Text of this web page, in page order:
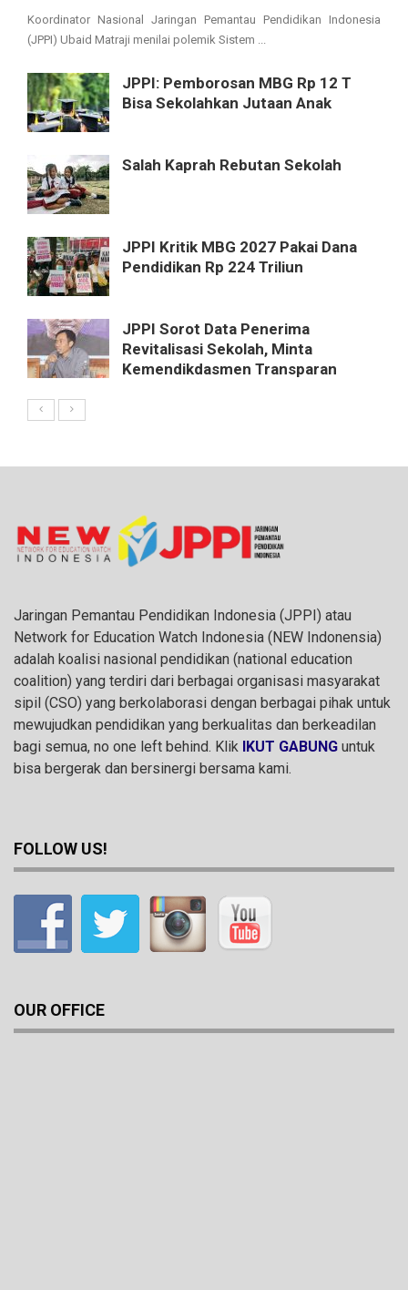
Koordinator Nasional Jaringan Pemantau Pendidikan Indonesia
(JPPI) Ubaid Matraji menilai polemik Sistem ...
JPPI: Pemborosan MBG Rp 12 T
Bisa Sekolahkan Jutaan Anak
Salah Kaprah Rebutan Sekolah
JPPI Kritik MBG 2027 Pakai Dana
Pendidikan Rp 224 Triliun
JPPI Sorot Data Penerima
Revitalisasi Sekolah, Minta
Kemendikdasmen Transparan
Jaringan Pemantau Pendidikan Indonesia (JPPI) atau
Network for Education Watch Indonesia (NEW Indonensia)
adalah koalisi nasional pendidikan (national education
coalition) yang terdiri dari berbagai organisasi masyarakat
sipil (CSO) yang berkolaborasi dengan berbagai pihak untuk
mewujudkan pendidikan yang berkualitas dan berkeadilan
bagi semua, no one left behind. Klik IKUT GABUNG untuk
bisa bergerak dan bersinergi bersama kami.
FOLLOW US!
OUR OFFICE